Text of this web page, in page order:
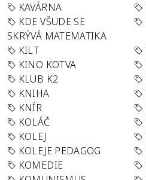
KAVÁRNA
KDE VŠUDE SE
SKRÝVÁ MATEMATIKA
KILT
KINO KOTVA
KLUB K2
KNIHA
KNÍR
KOLÁČ
KOLEJ
KOLEJE PEDAGOG
KOMEDIE